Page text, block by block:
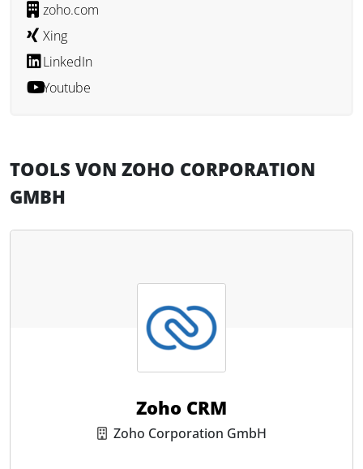
zoho.com
Xing
LinkedIn
Youtube
TOOLS VON ZOHO CORPORATION
GMBH
Zoho CRM
Zoho Corporation GmbH